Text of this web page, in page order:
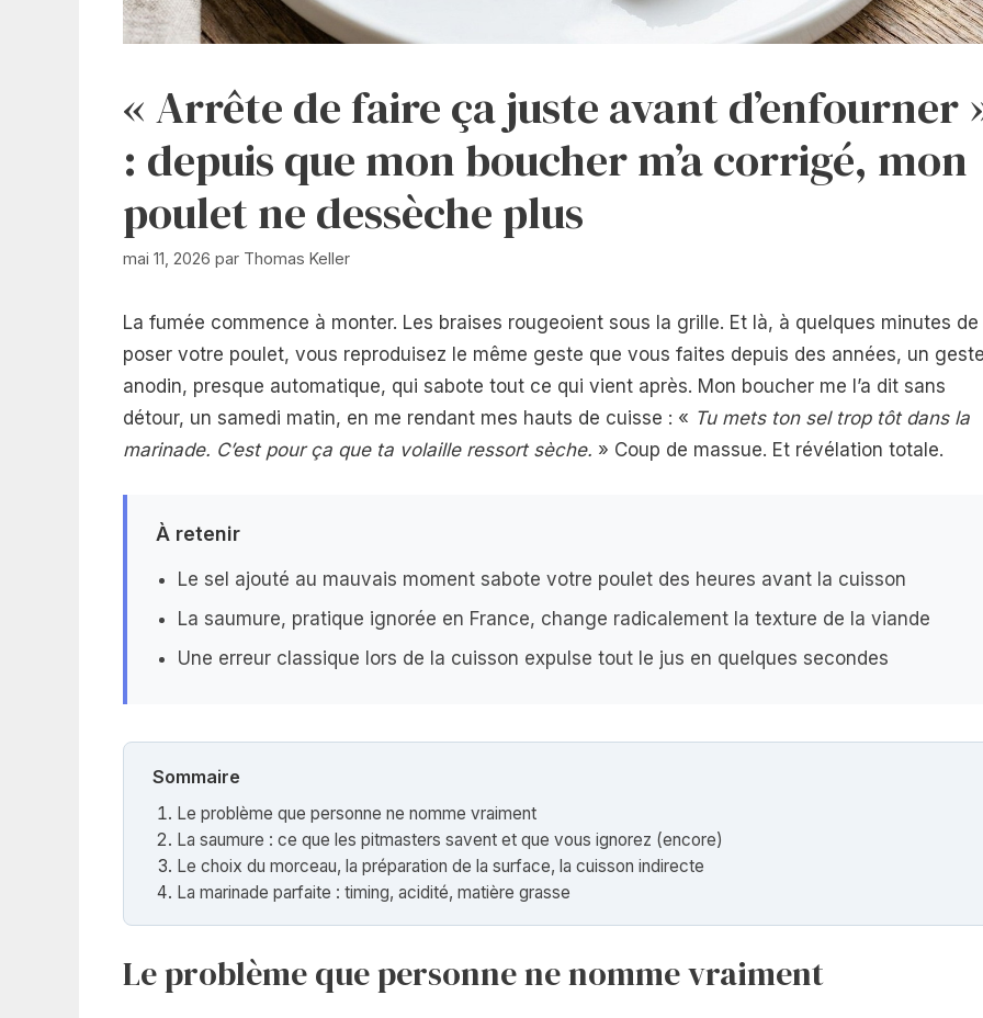
« Arrête de faire ça juste avant d’enfourner
: depuis que mon boucher m’a corrigé, mon
poulet ne dessèche plus
mai 11, 2026 par Thomas Keller
La fumée commence à monter. Les braises rougeoient sous la grille. Et là, à quelques minutes de
poser votre poulet, vous reproduisez le même geste que vous faites depuis des années, un geste
anodin, presque automatique, qui sabote tout ce qui vient après. Mon boucher me l’a dit sans
détour, un samedi matin, en me rendant mes hauts de cuisse : « Tu mets ton sel trop tôt dans la
marinade. C’est pour ça que ta volaille ressort sèche. » Coup de massue. Et révélation totale.
À retenir
Le sel ajouté au mauvais moment sabote votre poulet des heures avant la cuisson
La saumure, pratique ignorée en France, change radicalement la texture de la viande
Une erreur classique lors de la cuisson expulse tout le jus en quelques secondes
Sommaire
Le problème que personne ne nomme vraiment
La saumure : ce que les pitmasters savent et que vous ignorez (encore)
Le choix du morceau, la préparation de la surface, la cuisson indirecte
La marinade parfaite : timing, acidité, matière grasse
Le problème que personne ne nomme vraiment